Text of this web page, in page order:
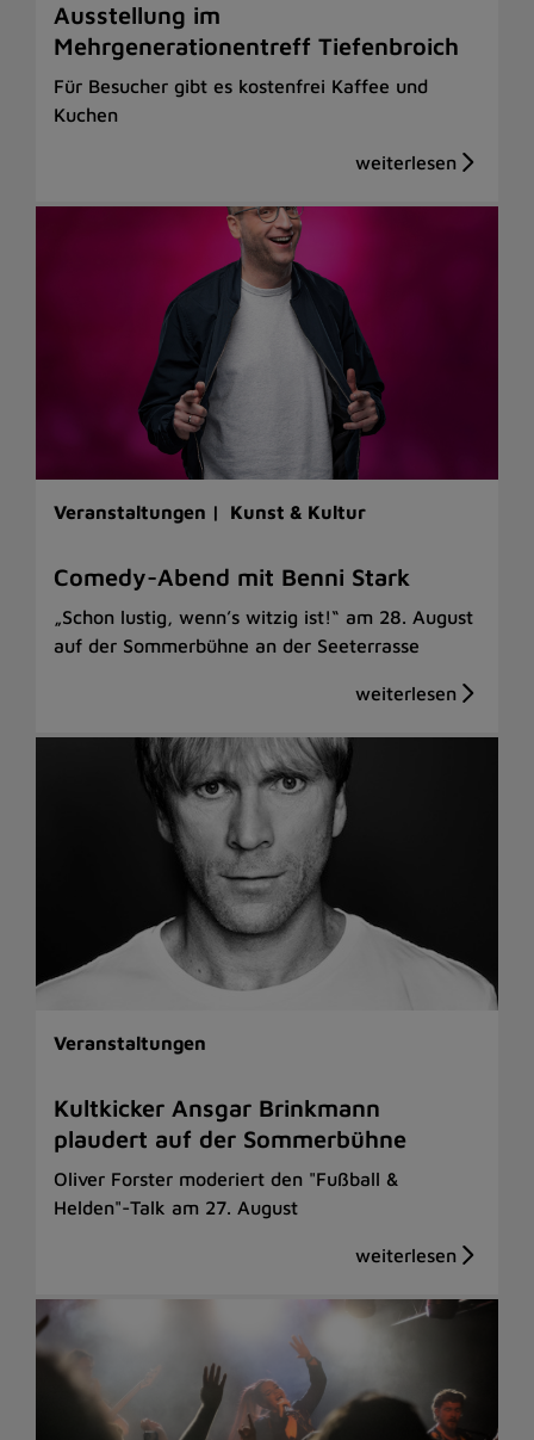
Ausstellung im
Mehrgenerationentreff Tiefenbroich
Für Besucher gibt es kostenfrei Kaffee und
Kuchen
Veranstaltungen | Kunst & Kultur
Comedy-Abend mit Benni Stark
„Schon lustig, wenn’s witzig ist!“ am 28. August
auf der Sommerbühne an der Seeterrasse
Veranstaltungen
Kultkicker Ansgar Brinkmann
plaudert auf der Sommerbühne
Oliver Forster moderiert den "Fußball &
Helden"-Talk am 27. August